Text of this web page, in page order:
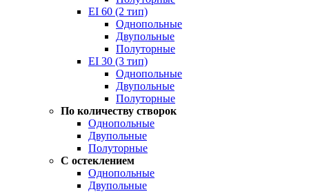
EI 60 (2 тип)
Однопольные
Двупольные
Полуторные
EI 30 (3 тип)
Однопольные
Двупольные
Полуторные
По количеству створок
Однопольные
Двупольные
Полуторные
С остеклением
Однопольные
Двупольные